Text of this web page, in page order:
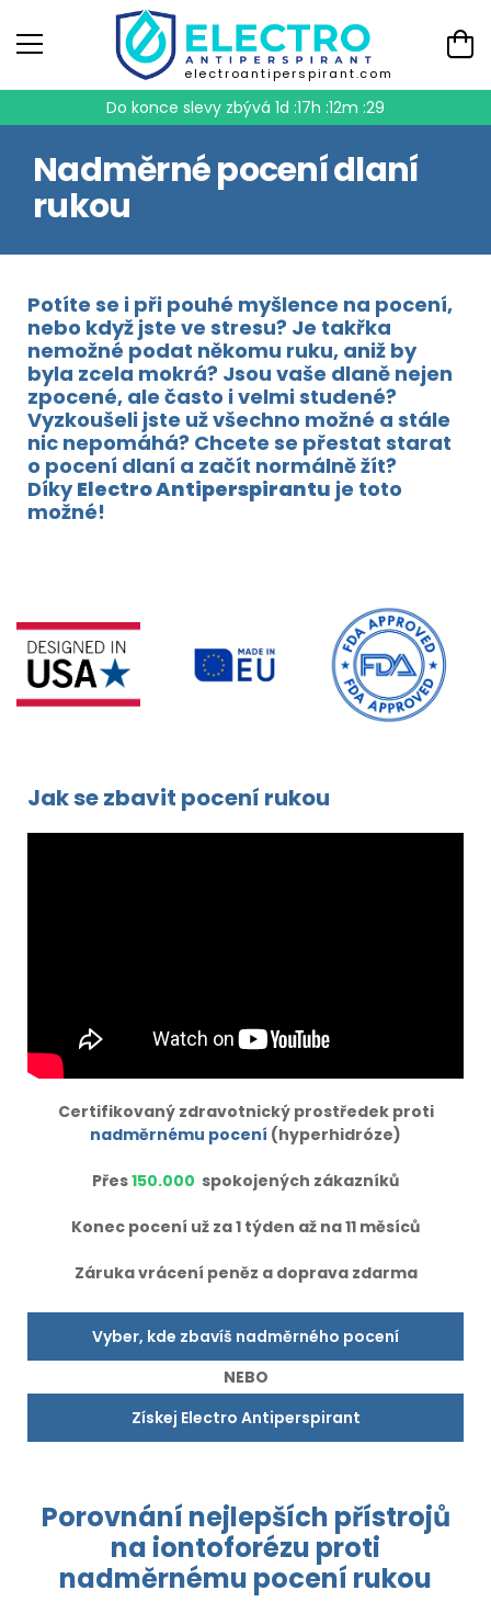
electroantiperspirant.com
Do konce slevy zbývá 1d :17h :12m :28
Nadměrné pocení dlaní
rukou
Potíte se i při pouhé myšlence na pocení,
nebo když jste ve stresu? Je takřka
nemožné podat někomu ruku, aniž by
byla zcela mokrá? Jsou vaše dlaně nejen
zpocené, ale často i velmi studené?
Vyzkoušeli jste už všechno možné a stále
nic nepomáhá? Chcete se přestat starat
o pocení dlaní a začít normálně žít?
DíkyElectro Antiperspirantu je toto
možné!
Jak se zbavit pocení rukou
Certifikovaný zdravotnický prostředek proti
nadměrnému pocení (hyperhidróze)
Přes150.000 spokojených zákazníků
Konec pocení už za 1 týden až na 11 měsíců
Záruka vrácení peněz a doprava zdarma
Vyber, kde zbavíš nadměrného pocení
NEBO
Získej Electro Antiperspirant
Porovnání nejlepších přístrojů
na iontoforézu proti
nadměrnému pocení rukou